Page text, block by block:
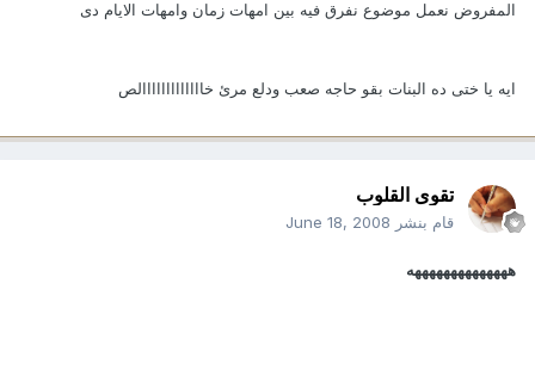
المفروض نعمل موضوع نفرق فيه بين امهات زمان وامهات الايام دى
ايه يا ختى ده البنات بقو حاجه صعب ودلع مرئ خااااااااااااالص
تقوى القلوب
قام بنشر June 18, 2008
ههههههههههههههه